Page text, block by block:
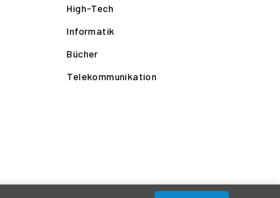
High-Tech
Informatik
Bücher
Telekommunikation